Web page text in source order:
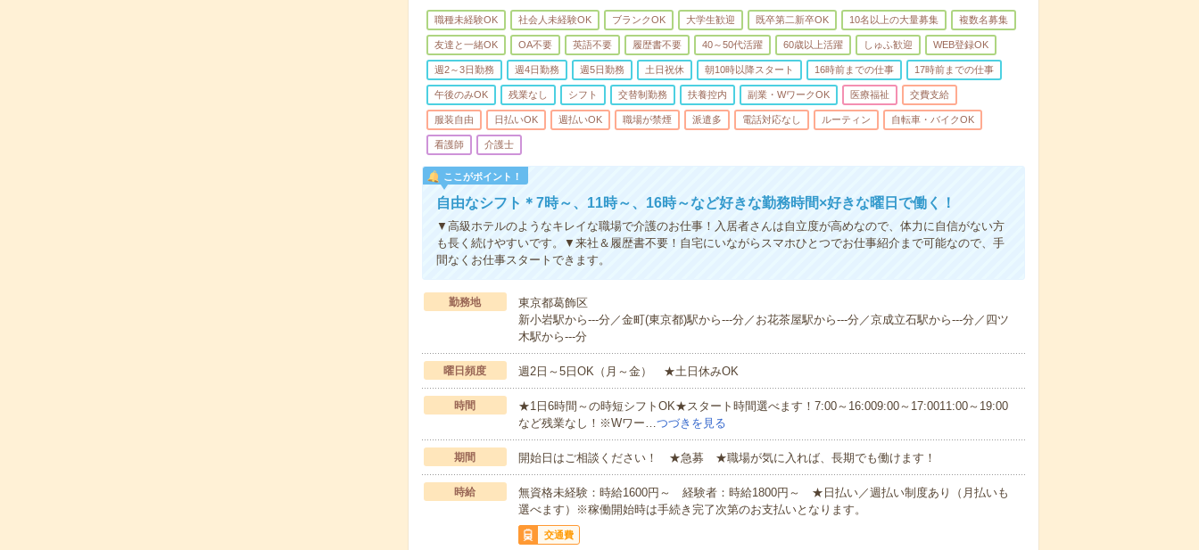
職種未経験OK 社会人未経験OK ブランクOK 大学生歓迎 既卒第二新卒OK 10名以上の大量募集 複数名募集
友達と一緒OK OA不要 英語不要 履歴書不要 40～50代活躍 60歳以上活躍 しゅふ歓迎 WEB登録OK
週2～3日勤務 週4日勤務 週5日勤務 土日祝休 朝10時以降スタート 16時前までの仕事 17時前までの仕事
午後のみOK 残業なし シフト 交替制勤務 扶養控内 副業・WワークOK 医療福祉 交費支給
服装自由 日払いOK 週払いOK 職場が禁煙 派遣多 電話対応なし ルーティン 自転車・バイクOK
看護師 介護士
ここがポイント！
自由なシフト＊7時～、11時～、16時～など好きな勤務時間×好きな曜日で働く！
▼高級ホテルのようなキレイな職場で介護のお仕事！入居者さんは自立度が高めなので、体力に自信がない方
も長く続けやすいです。▼来社＆履歴書不要！自宅にいながらスマホひとつでお仕事紹介まで可能なので、手
間なくお仕事スタートできます。
勤務地
東京都葛飾区
新小岩駅から---分／金町(東京都)駅から---分／お花茶屋駅から---分／京成立石駅から---分／四ツ
木駅から---分
曜日頻度 週2日～5日OK（月～金） ★土日休みOK
時間
★1日6時間～の時短シフトOK★スタート時間選べます！7:00～16:009:00～17:0011:00～19:00
など残業なし！※Wワー…つづきを見る
期間 開始日はご相談ください！ ★急募 ★職場が気に入れば、長期でも働けます！
時給
無資格未経験：時給1600円～ 経験者：時給1800円～ ★日払い／週払い制度あり（月払いも
選べます）※稼働開始時は手続き完了次第のお支払いとなります。
交通費